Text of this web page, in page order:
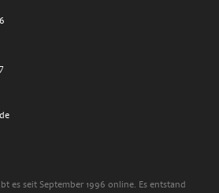
es seit September 1996 online. Es entstand